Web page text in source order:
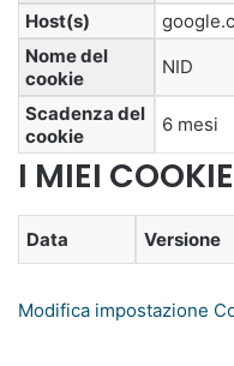
Host(s)
Nome del
cookie
NID
Scadenza del
cookie
6 mesi
I MIEI
Data Versione
Modifica impostazione